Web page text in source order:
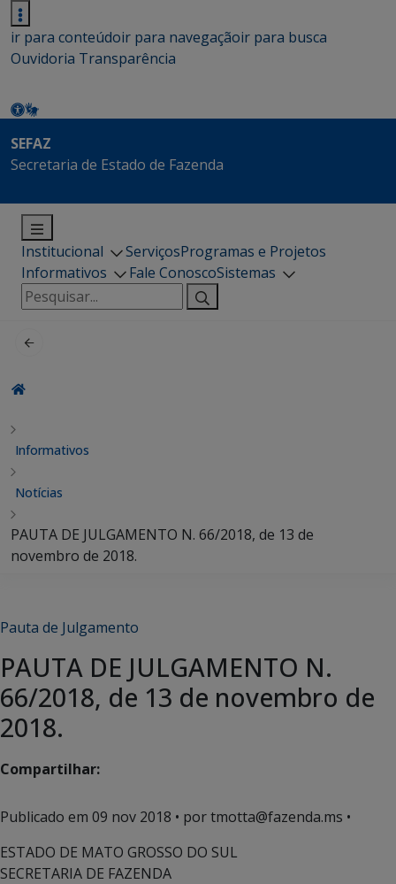
ir para conteúdoir para navegaçãoir para busca
Ouvidoria Transparência
SEFAZ
Secretaria de Estado de Fazenda
Institucional ServiçosProgramas e Projetos
Informativos
Fale ConoscoSistemas
Pesquisar
por:
Informativos
Notícias
PAUTA DE JULGAMENTO N. 66/2018, de 13 de
novembro de 2018.
Pauta de Julgamento
PAUTA DE JULGAMENTO N.
66/2018, de 13 de novembro de
2018.
Compartilhar:
Publicado em 09 nov 2018 • por tmotta@fazenda.ms •
ESTADO DE MATO GROSSO DO SUL
SECRETARIA DE FAZENDA